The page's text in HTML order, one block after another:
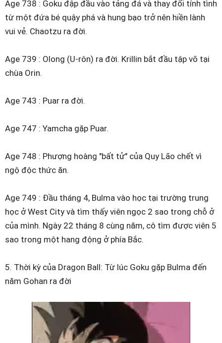
Age 738 : Goku đập đầu vào tảng đá và thay đổi tính tình
từ một đứa bé quậy phá và hung bạo trở nên hiền lành
vui vẻ. Chaotzu ra đời.
Age 739 : Olong (U-rôn) ra đời. Krillin bắt đầu tập võ tại
chùa Orin.
Age 743 : Puar ra đời.
Age 747 : Yamcha gặp Puar.
Age 748 : Phượng hoàng "bất tử" của Quy Lão chết vì
ngộ độc thức ăn.
Age 749 : Đầu tháng 4, Bulma vào học tại trường trung
học ở West City và tìm thấy viên ngọc 2 sao trong chỗ ở
của mình. Ngày 22 tháng 8 cùng năm, cô tìm được viên 5
sao trong một hang động ở phía Bắc.
5. Thời kỳ của Dragon Ball: Từ lúc Goku gặp Bulma đến
năm Gohan ra đời